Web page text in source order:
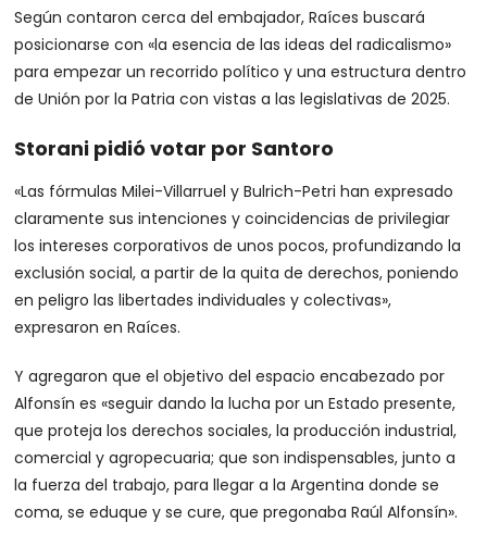
Según contaron cerca del embajador, Raíces buscará
posicionarse con «la esencia de las ideas del radicalismo»
para empezar un recorrido político y una estructura dentro
de Unión por la Patria con vistas a las legislativas de 2025.
Storani pidió votar por Santoro
«Las fórmulas Milei-Villarruel y Bulrich-Petri han expresado
claramente sus intenciones y coincidencias de privilegiar
los intereses corporativos de unos pocos, profundizando la
exclusión social, a partir de la quita de derechos, poniendo
en peligro las libertades individuales y colectivas»,
expresaron en Raíces.
Y agregaron que el objetivo del espacio encabezado por
Alfonsín es «seguir dando la lucha por un Estado presente,
que proteja los derechos sociales, la producción industrial,
comercial y agropecuaria; que son indispensables, junto a
la fuerza del trabajo, para llegar a la Argentina donde se
coma, se eduque y se cure, que pregonaba Raúl Alfonsín».